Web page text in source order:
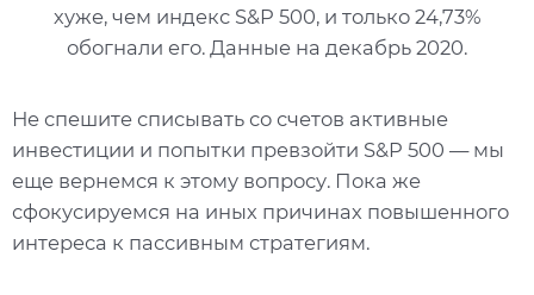
хуже, чем индекс S&P 500, и только 24,73%
обогнали его. Данные на декабрь 2020.
Не спешите списывать со счетов активные
инвестиции и попытки превзойти S&P 500 — мы
еще вернемся к этому вопросу. Пока же
сфокусируемся на иных причинах повышенного
интереса к пассивным стратегиям.